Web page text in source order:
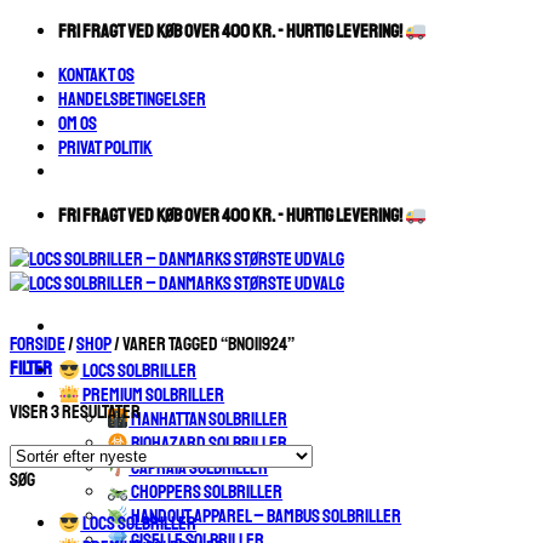
Fortsæt
indhold
FRI FRAGT VED KØB OVER 400 KR. - HURTIG LEVERING!
Kontakt os
Handelsbetingelser
Om os
Privat Politik
FRI FRAGT VED KØB OVER 400 KR. - HURTIG LEVERING!
LOCS SOLBRILLER
PREMIUM SOLBRILLER
MANHATTAN SOLBRILLER
BIOHAZARD SOLBRILLER
CAPRAIA SOLBRILLER
CHOPPERS SOLBRILLER
HANDOUT APPAREL – BAMBUS SOLBRILLER
Forside/Shop/Varer tagged “BN011924”
Filter
Viser 3 resultaterSorteret
efter
seneste
Søg
LOCS SOLBRILLER